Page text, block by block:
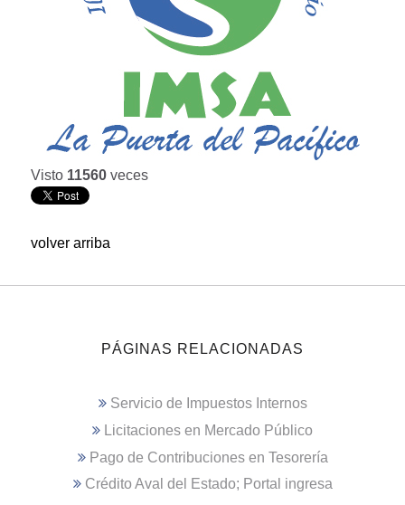
Visto 11560 veces
volver arriba
PÁGINAS RELACIONADAS
Servicio de Impuestos Internos
Licitaciones en Mercado Público
Pago de Contribuciones en Tesorería
Crédito Aval del Estado; Portal ingresa